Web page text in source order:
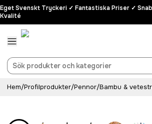
Eget Svenskt Tryckeri ✓ Fantastiska Priser ✓
Kvalité
Hem/Profilprodukter/Pennor/Bambu &